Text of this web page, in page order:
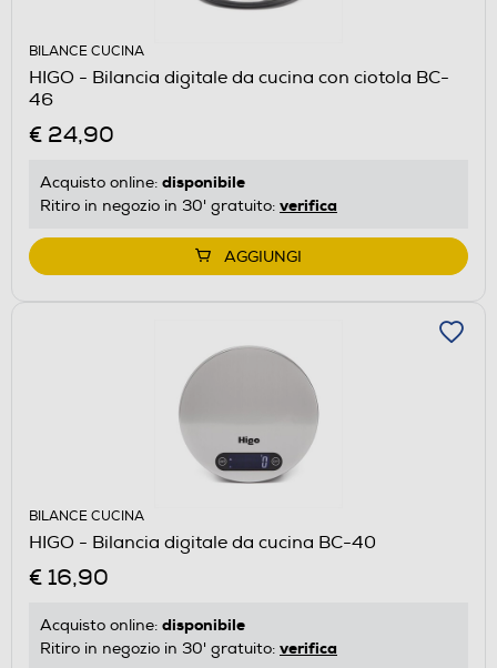
BILANCE CUCINA
HIGO - Bilancia digitale da cucina con ciotola BC-
46
€ 24,90
Acquisto online: disponibile
Ritiro in negozio in 30' gratuito: verifica
AGGIUNGI
BILANCE CUCINA
HIGO - Bilancia digitale da cucina BC-40
€ 16,90
Acquisto online: disponibile
Ritiro in negozio in 30' gratuito: verifica